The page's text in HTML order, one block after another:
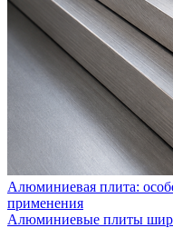
Алюминиевая плита:
применения
Алюминиевые плиты